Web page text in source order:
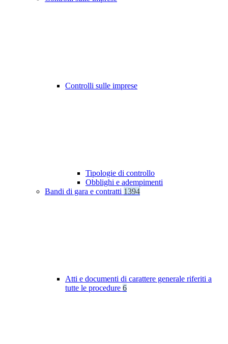
Controlli sulle imprese
Tipologie di controllo
Obblighi e adempimenti
Bandi di gara e contratti 1394
Atti e documenti di carattere generale riferiti a
tutte le procedure 6